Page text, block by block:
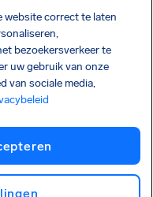
APP
website correct te laten
bezoekersverkeer te
uw gebruik van onze
van sociale media,